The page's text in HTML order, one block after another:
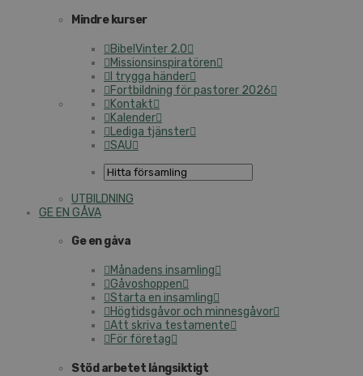
Mindre kurser
BibelVinter 2.0
Missionsinspiratören
I trygga händer
Fortbildning för pastorer 2026
Kontakt
Kalender
Lediga tjänster
SAU
UTBILDNING
GE EN GÅVA
Ge en gåva
Månadens insamling
Gåvoshoppen
Starta en insamling
Högtidsgåvor och minnesgåvor
Att skriva testamente
För företag
Stöd arbetet långsiktigt